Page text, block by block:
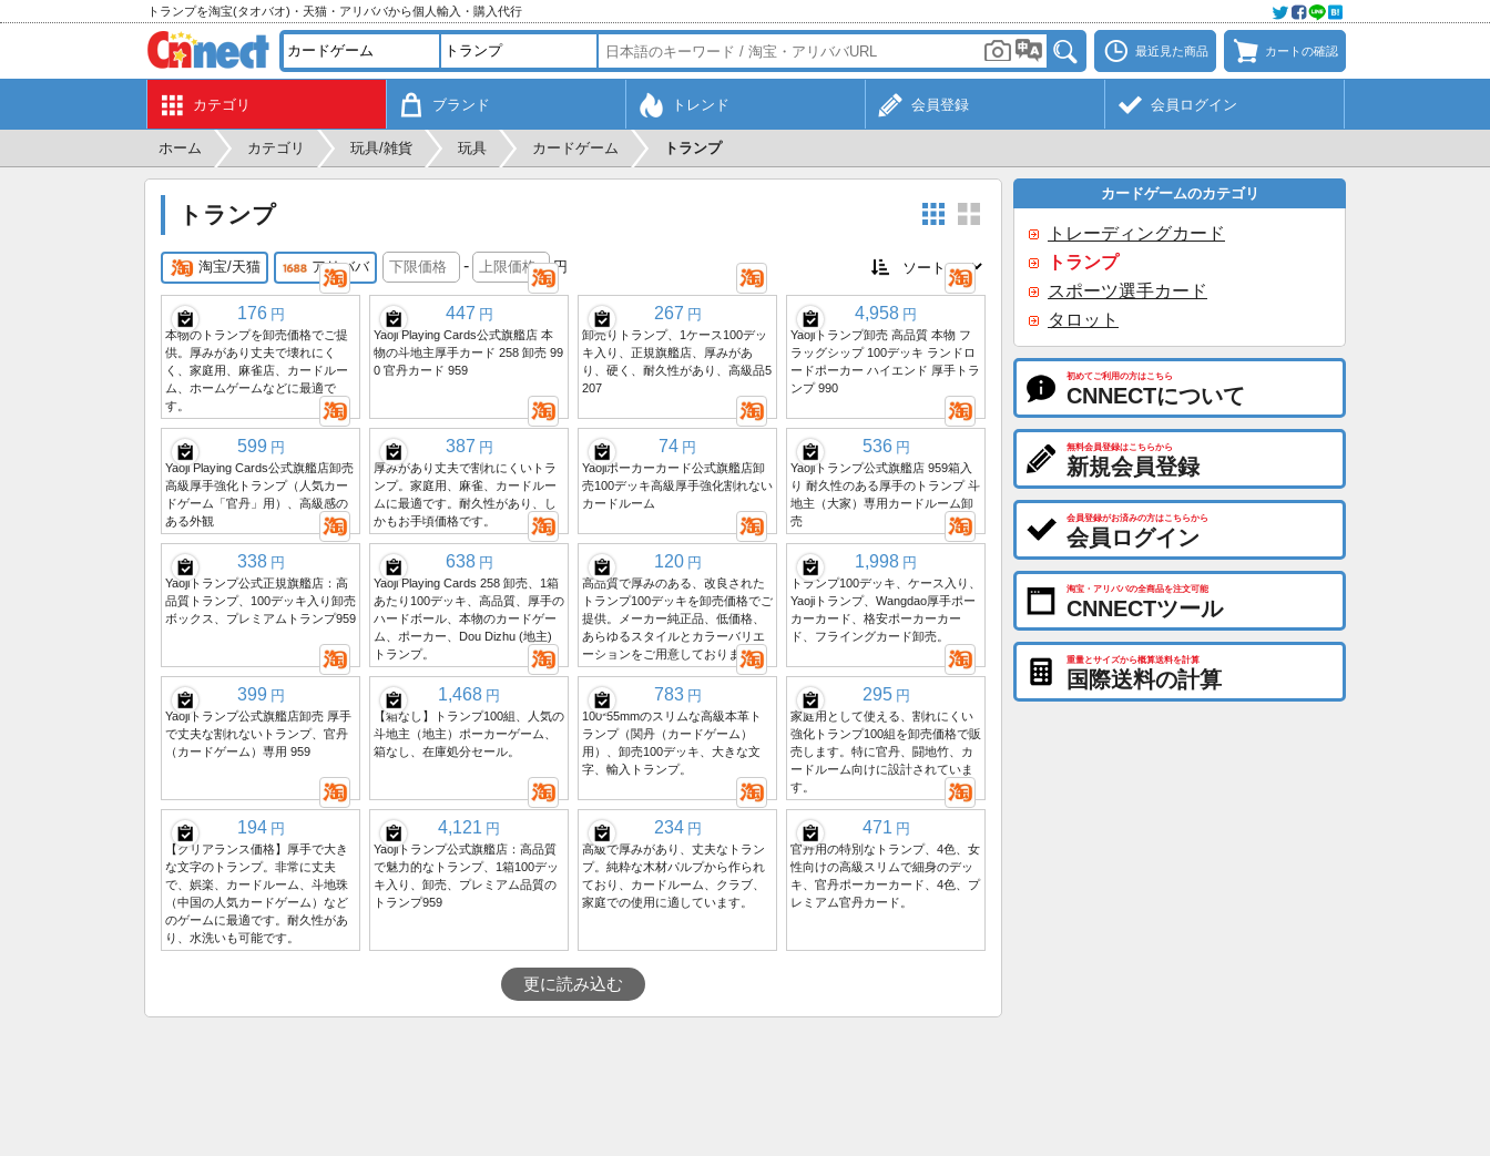
トランプを淘宝(タオバオ)・天猫・アリババから個人輸入・購入代行
最近見た商品 カートの確認
カテゴリ ブランド トレンド 会員登録 会員ログイン
ホーム カテゴリ 玩具/雑貨 玩具 カードゲーム トランプ
トランプ
淘宝/天猫 アリババ - 円
176 円
本物のトランプを卸売価格でご提
供。厚みがあり丈夫で壊れにく
く、家庭用、麻雀店、カードルー
ム、ホームゲームなどに最適で
す。
447 円
Yaoji Playing Cards公式旗艦店 本
物の斗地主厚手カード 258 卸売 99
0 官丹カード 959
267 円
卸売りトランプ、1ケース100デッ
キ入り、正規旗艦店、厚みがあ
り、硬く、耐久性があり、高級品5
207
4,958 円
Yaojiトランプ卸売 高品質 本物 フ
ラッグシップ 100デッキ ランドロ
ードポーカー ハイエンド 厚手トラ
ンプ 990
599 円
Yaoji Playing Cards公式旗艦店卸売
高級厚手強化トランプ（人気カー
ドゲーム「官丹」用）、高級感の
ある外観
387 円
厚みがあり丈夫で割れにくいトラ
ンプ。家庭用、麻雀、カードルー
ムに最適です。耐久性があり、し
かもお手頃価格です。
74 円
Yaojiポーカーカード公式旗艦店卸
売100デッキ高級厚手強化割れない
カードルーム
536 円
Yaojiトランプ公式旗艦店 959箱入
り 耐久性のある厚手のトランプ 斗
地主（大家）専用カードルーム卸
売
338 円
Yaojiトランプ公式正規旗艦店：高
品質トランプ、100デッキ入り卸売
ボックス、プレミアムトランプ959
638 円
Yaoji Playing Cards 258 卸売、1箱
あたり100デッキ、高品質、厚手の
ハードボール、本物のカードゲー
ム、ポーカー、Dou Dizhu (地主)
トランプ。
120 円
高品質で厚みのある、改良された
トランプ100デッキを卸売価格でご
提供。メーカー純正品、低価格、
あらゆるスタイルとカラーバリエ
ーションをご用意しております。
1,998 円
トランプ100デッキ、ケース入り、
Yaojiトランプ、Wangdao厚手ポー
カーカード、格安ポーカーカー
ド、フライングカード卸売。
399 円
Yaojiトランプ公式旗艦店卸売 厚手
で丈夫な割れないトランプ、官丹
（カードゲーム）専用 959
1,468 円
【箱なし】トランプ100組、人気の
斗地主（地主）ポーカーゲーム、
箱なし、在庫処分セール。
783 円
100*55mmのスリムな高級本革ト
ランプ（関丹（カードゲーム）
用）、卸売100デッキ、大きな文
字、輸入トランプ。
295 円
家庭用として使える、割れにくい
強化トランプ100組を卸売価格で販
売します。特に官丹、闘地竹、カ
ードルーム向けに設計されていま
す。
194 円
【クリアランス価格】厚手で大き
な文字のトランプ。非常に丈夫
で、娯楽、カードルーム、斗地珠
（中国の人気カードゲーム）など
のゲームに最適です。耐久性があ
り、水洗いも可能です。
4,121 円
Yaojiトランプ公式旗艦店：高品質
で魅力的なトランプ、1箱100デッ
キ入り、卸売、プレミアム品質の
トランプ959
234 円
高級で厚みがあり、丈夫なトラン
プ。純粋な木材パルプから作られ
ており、カードルーム、クラブ、
家庭での使用に適しています。
471 円
官丹用の特別なトランプ、4色、女
性向けの高級スリムで細身のデッ
キ、官丹ポーカーカード、4色、プ
レミアム官丹カード。
更に読み込む
カードゲームのカテゴリ
トレーディングカード
トランプ
スポーツ選手カード
タロット
初めてご利用の方はこちら
CNNECTについて
無料会員登録はこちらから
新規会員登録
会員登録がお済みの方はこちらから
会員ログイン
淘宝・アリババの全商品を注文可能
CNNECTツール
重量とサイズから概算送料を計算
国際送料の計算